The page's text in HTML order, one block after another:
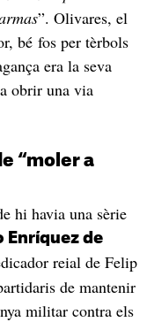
”. Olivares, el
bé fos per tèrbols
era la seva
obrir una via
“moler a
hi havia una sèrie
de
reial de Felip
de mantenir
militar contra els